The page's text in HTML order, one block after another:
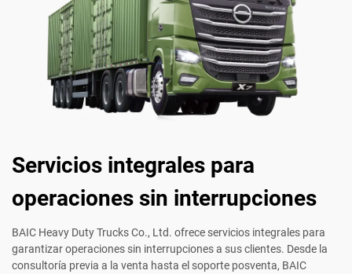
Servicios integrales para
operaciones sin interrupciones
BAIC Heavy Duty Trucks Co., Ltd. ofrece servicios integrales para
garantizar operaciones sin interrupciones a sus clientes. Desde la
consultoría previa a la venta hasta el soporte posventa, BAIC